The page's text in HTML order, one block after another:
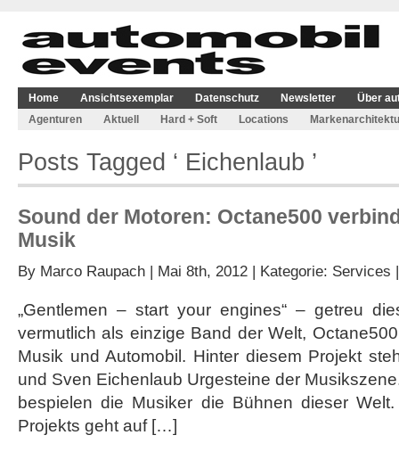
Home Ansichtsexemplar Datenschutz Newsletter
Über
Agenturen
Aktuell Hard + Soft Locations
Posts Tagged ‘ Eichenlaub ’
Sound der Motoren: Octane500
Musik
By Marco Raupach | Mai 8th, 2012 | Kategorie: Services
„Gentlemen – start your engines“ – getreu
vermutlich als einzige Band der Welt,
Musik und Automobil. Hinter diesem Projekt
und Sven Eichenlaub Urgesteine der
bespielen die Musiker die Bühnen dieser
Projekts geht auf […]